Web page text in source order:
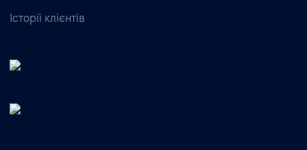
Історії клієнтів